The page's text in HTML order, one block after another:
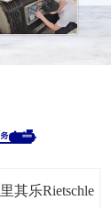
里其乐Rietschle